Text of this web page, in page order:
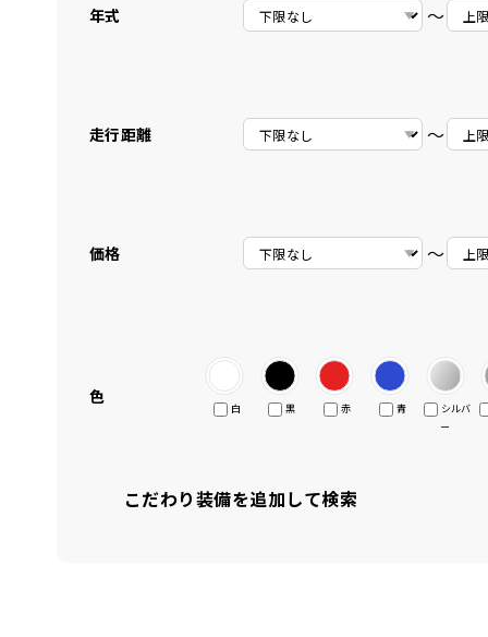
年式 〜
走行距離 〜
価格 〜
色
白 黒 赤 青
シルバ
ー
こだわり装備を追加して検索